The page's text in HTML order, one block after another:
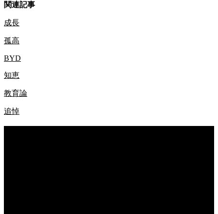
関連記事
成長
孤高
BYD
知恵
教育論
追悼